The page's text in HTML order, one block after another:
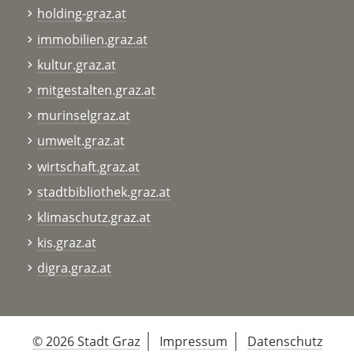
holding-graz.at
immobilien.graz.at
kultur.graz.at
mitgestalten.graz.at
murinselgraz.at
umwelt.graz.at
wirtschaft.graz.at
stadtbibliothek.graz.at
klimaschutz.graz.at
kis.graz.at
digra.graz.at
© 2026 Stadt Graz Impressum Datenschutz